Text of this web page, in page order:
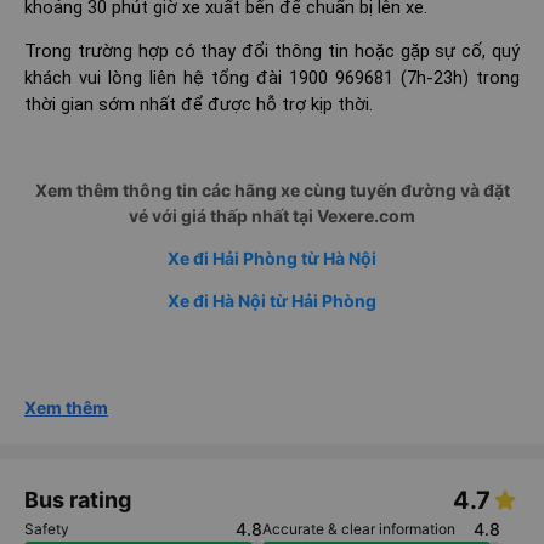
khoảng 30 phút giờ xe xuất bến để chuẩn bị lên xe.
Trong trường hợp có thay đổi thông tin hoặc gặp sự cố, quý
khách vui lòng liên hệ tổng đài 1900 969681 (7h-23h) trong
thời gian sớm nhất để được hỗ trợ kịp thời.
Xem thêm thông tin các hãng xe cùng tuyến đường và đặt
vé với giá thấp nhất tại Vexere.com
Xe đi Hải Phòng từ Hà Nội
Xe đi Hà Nội từ Hải Phòng
Xem thêm
Bus rating 4.7
Safety 4.8Accurate & clear information 4.8